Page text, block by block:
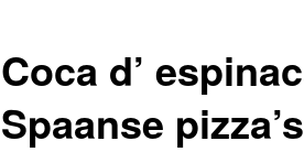
Coca d’
Spaanse pizza’s